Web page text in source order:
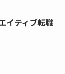
イティブ転職